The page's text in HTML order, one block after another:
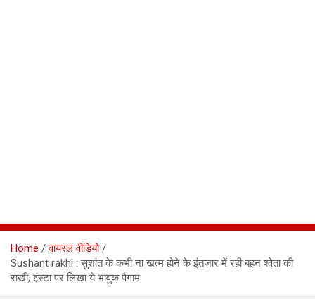
Home
वायरल वीडियो
Sushant rakhi : सुशांत के कभी ना खत्म होने के इंतज़ार में रही बहन श्वेता की
राखी, इंस्टा पर लिखा ये भावुक पैगाम